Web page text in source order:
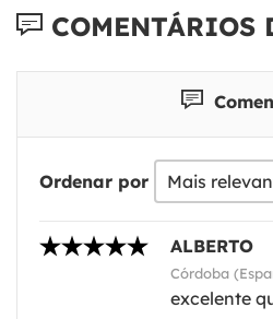
COMENTÁRIOS
Ordenar por
ALBERTO
Córdoba
excelente